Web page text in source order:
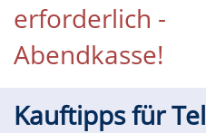
erforderlich -
Abendkasse!
Kauftipps für